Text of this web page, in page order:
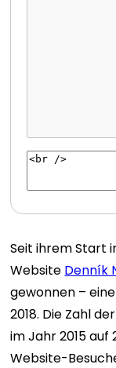
Seit ihrem Start
Website Denník
gewonnen –
2018. Die Zahl
im Jahr 2015 auf
Website-